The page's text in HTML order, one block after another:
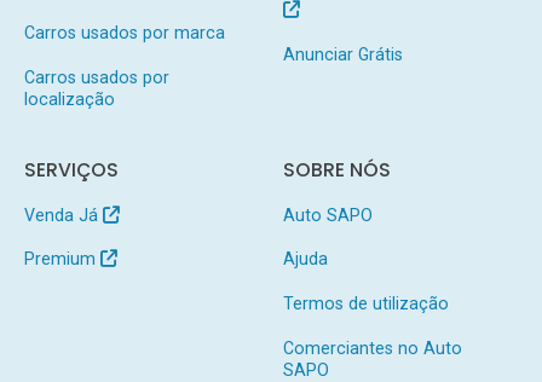
Carros usados por marca
Carros usados por
localização
Anunciar Grátis
SERVIÇOS
Venda Já
Premium
SOBRE NÓS
Auto SAPO
Ajuda
Termos de utilização
Comerciantes no Auto
SAPO